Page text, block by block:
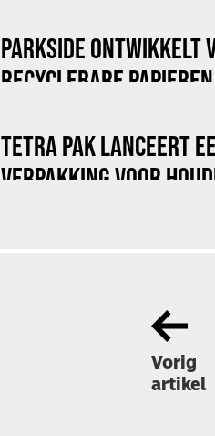
PARKSIDE ONTWIKKELT
RECYCLEBARE
TETRA PAK LANCEERT
VERPAKKING VOOR
Vorig
artikel